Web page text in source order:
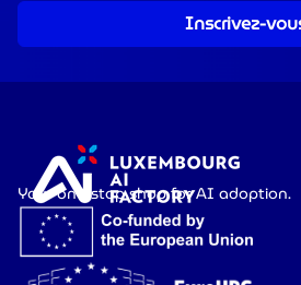
Inscrivez-
Your one-stop shop for AI adoption.